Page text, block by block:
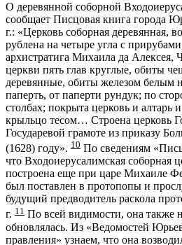
О деревянной соборной
сообщает Писцовая книга города
г.: «Церковь соборная деревянная,
рублена на четыре угла с
архистратига Михаила да Алексея,
церкви пять глав круглые, обиты
деревянные, обиты железом белым
паперть, от паперти рундук; по
столбах; покрыта церковь и алтарь
крыльцо тесом… Строена церковь
Государевой грамоте из приказу
(1628) году». 10 По сведениям
что Входоиерусалимская соборная
построена еще при царе Михаиле
был поставлен в протопопы и
будущий предводитель раскола
г. 11 По всей видимости, она также
обновлялась. Из «Ведомостей
правления» узнаем, что она